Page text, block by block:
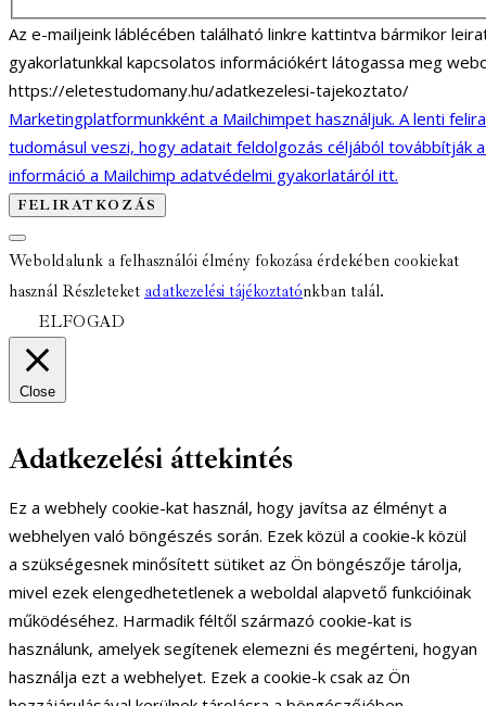
Az e-mailjeink láblécében található linkre kattintva bármikor
gyakorlatunkkal kapcsolatos információkért látogassa meg
https://eletestudomany.hu/adatkezelesi-tajekoztato/
Marketingplatformunkként a Mailchimpet használjuk. A lenti
tudomásul veszi, hogy adatait feldolgozás céljából továbbítják
információ a Mailchimp adatvédelmi gyakorlatáról itt.
Weboldalunk a felhasználói élmény fokozása érdekében cookiekat
használ Részleteket adatkezelési tájékoztatónkban talál.
ELFOGAD
Close
Adatkezelési áttekintés
Ez a webhely cookie-kat használ, hogy javítsa az élményt a
webhelyen való böngészés során. Ezek közül a cookie-k közül
a szükségesnek minősített sütiket az Ön böngészője tárolja,
mivel ezek elengedhetetlenek a weboldal alapvető funkcióinak
működéséhez. Harmadik féltől származó cookie-kat is
használunk, amelyek segítenek elemezni és megérteni, hogyan
használja ezt a webhelyet. Ezek a cookie-k csak az Ön